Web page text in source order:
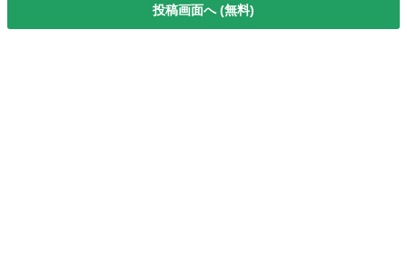
投稿画面へ (無料)